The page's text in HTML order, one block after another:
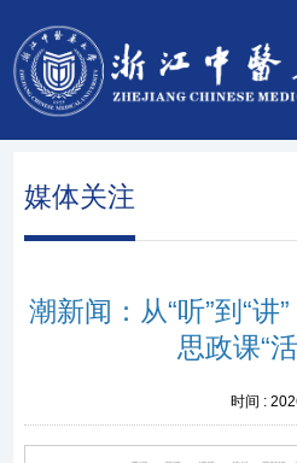
媒体关注
潮新闻：从“听”到“讲
思政课“
时间 :